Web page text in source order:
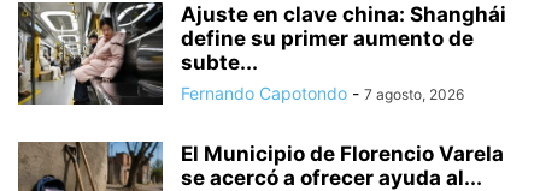
Ajuste en clave china: Shanghái
define su primer aumento de
subte...
Fernando Capotondo - 7 agosto, 2026
El Municipio de Florencio Varela
se acercó a ofrecer ayuda al...